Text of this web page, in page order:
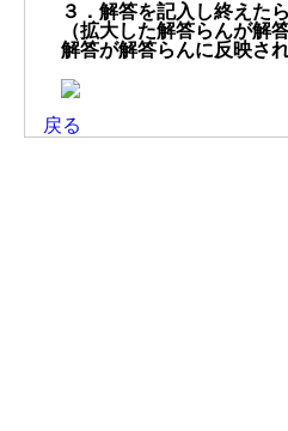
３．解答を記入し終えた
（拡大した解答らんが解
解答が解答らんに反映さ
戻る